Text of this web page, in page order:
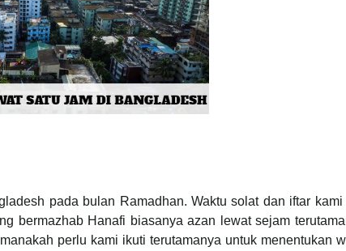
pada bulan Ramadhan. Waktu solat dan iftar
bermazhab Hanafi biasanya azan lewat sejam
perlu kami ikuti terutamanya untuk menentukan